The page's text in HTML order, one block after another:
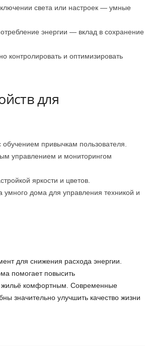
света или настроек — умные
энергии — вклад в сохранение
контролировать и оптимизировать
для
привычкам пользователя.
управлением и мониторингом
яркости и цветов.
дома для управления техникой и
для снижения расхода энергии.
помогает повысить
жильё комфортным. Современные
значительно улучшить качество жизни